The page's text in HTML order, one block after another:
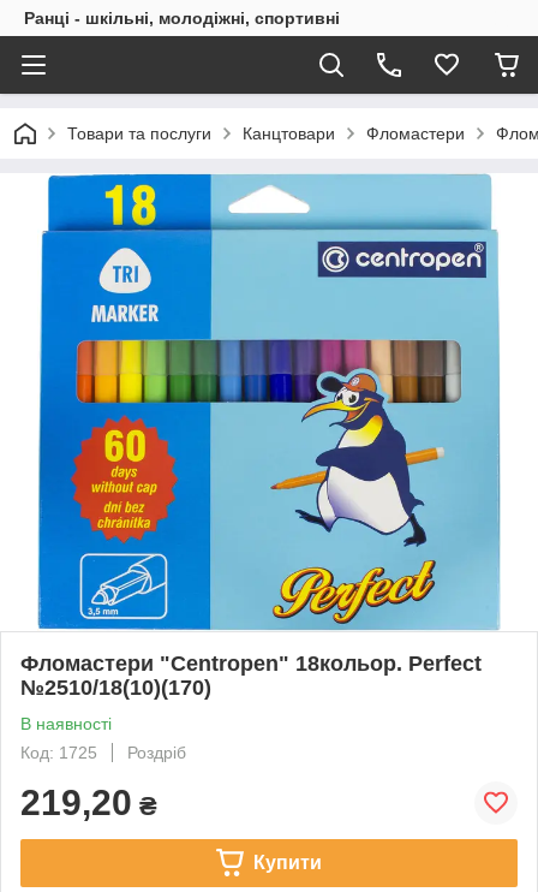
Ранці - шкільні, молодіжні, спортивні
Товари та послуги Канцтовари Фломастери
Фломастери "Centropen" 18кольор. Perfect
№2510/18(10)(170)
В наявності
Код: 1725
Роздріб
219,20 ₴
Купити